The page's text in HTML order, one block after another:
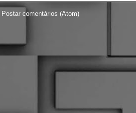
Postar comentários (Atom)